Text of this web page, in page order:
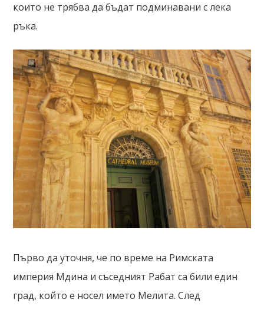
които не трябва да бъдат подминавани с лека
ръка.
Първо да уточня, че по време на Римската
империя Мдина и съседният Рабат са били един
град, който е носел името Мелита. След